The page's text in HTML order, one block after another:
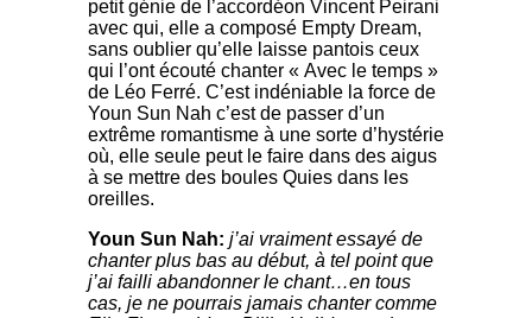
petit génie de l’accordéon Vincent Peirani
avec qui, elle a composé Empty Dream,
sans oublier qu’elle laisse pantois ceux
qui l’ont écouté chanter « Avec le temps »
de Léo Ferré. C’est indéniable la force de
Youn Sun Nah c’est de passer d’un
extrême romantisme à une sorte d’hystérie
où, elle seule peut le faire dans des aigus
à se mettre des boules Quies dans les
oreilles.
Youn Sun Nah: j’ai vraiment essayé de
chanter plus bas au début, à tel point que
j’ai failli abandonnerle chant…en tous
cas, je ne pourrais jamais chanter comme